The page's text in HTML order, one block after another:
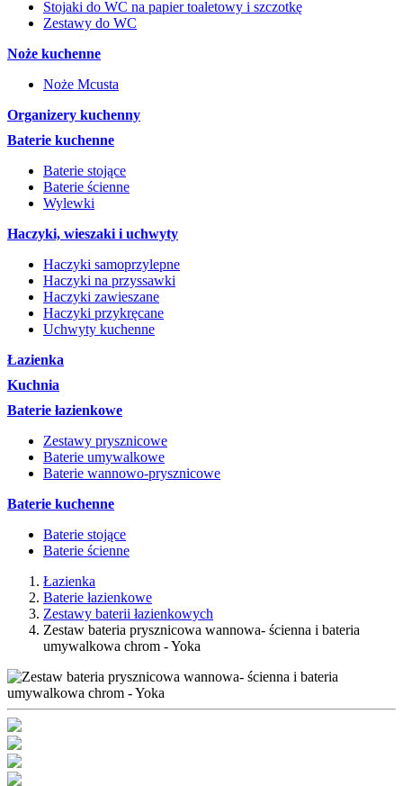
Stojaki do WC na papier toaletowy i szczotkę
Zestawy do WC
Noże kuchenne
Noże Mcusta
Organizery kuchenny
Baterie kuchenne
Baterie stojące
Baterie ścienne
Wylewki
Haczyki, wieszaki i uchwyty
Haczyki samoprzylepne
Haczyki na przyssawki
Haczyki zawieszane
Haczyki przykręcane
Uchwyty kuchenne
Łazienka
Kuchnia
Baterie łazienkowe
Zestawy prysznicowe
Baterie umywalkowe
Baterie wannowo-prysznicowe
Baterie kuchenne
Baterie stojące
Baterie ścienne
Łazienka
Baterie łazienkowe
Zestawy baterii łazienkowych
Zestaw bateria prysznicowa wannowa- ścienna i bateria
umywalkowa chrom - Yoka